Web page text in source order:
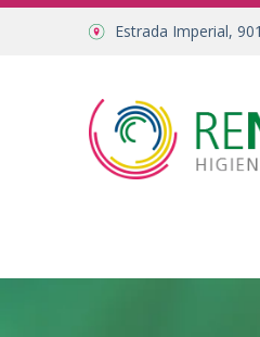
Estrada Imperial,